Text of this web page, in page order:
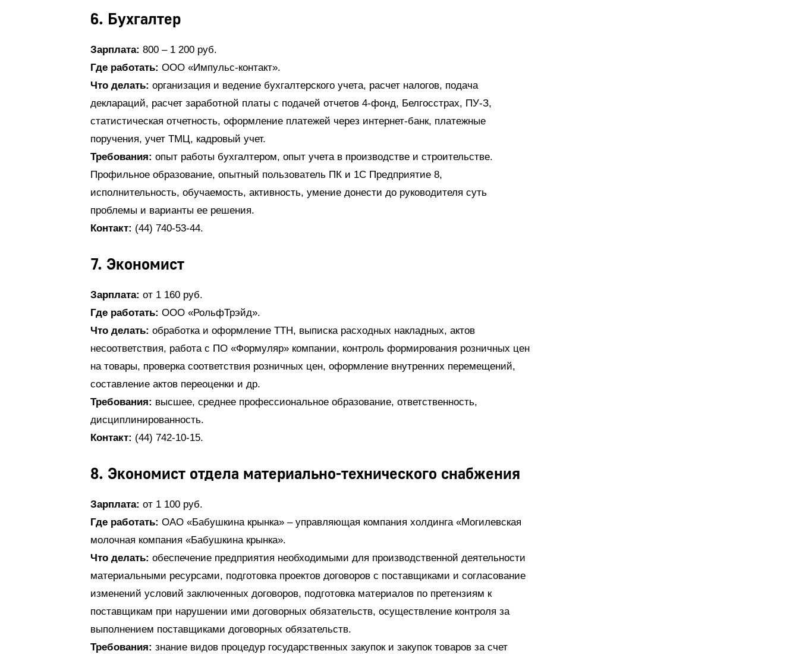
6. Бухгалтер
Зарплата: 800 – 1 200 руб.
Где работать: ООО «Импульс-контакт».
Что делать: организация и ведение бухгалтерского учета, расчет налогов, подача
деклараций, расчет заработной платы с подачей отчетов 4-фонд, Белгосстрах, ПУ-З,
статистическая отчетность, оформление платежей через интернет-банк, платежные
поручения, учет ТМЦ, кадровый учет.
Требования: опыт работы бухгалтером, опыт учета в производстве и строительстве.
Профильное образование, опытный пользователь ПК и 1С Предприятие 8,
исполнительность, обучаемость, активность, умение донести до руководителя суть
проблемы и варианты ее решения.
Контакт: (44) 740-53-44.
7. Экономист
Зарплата: от 1 160 руб.
Где работать: ООО «РольфТрэйд».
Что делать: обработка и оформление ТТН, выписка расходных накладных, актов
несоответствия, работа с ПО «Формуляр» компании, контроль формирования розничных цен
на товары, проверка соответствия розничных цен, оформление внутренних перемещений,
составление актов переоценки и др.
Требования: высшее, среднее профессиональное образование, ответственность,
дисциплинированность.
Контакт: (44) 742-10-15.
8. Экономист отдела материально-технического снабжения
Зарплата: от 1 100 руб.
Где работать: ОАО «Бабушкина крынка» – управляющая компания холдинга «Могилевская
молочная компания «Бабушкина крынка».
Что делать: обеспечение предприятия необходимыми для производственной деятельности
материальными ресурсами, подготовка проектов договоров с поставщиками и согласование
изменений условий заключенных договоров, подготовка материалов по претензиям к
поставщикам при нарушении ими договорных обязательств, осуществление контроля за
выполнением поставщиками договорных обязательств.
Требования: знание видов процедур государственных закупок и закупок товаров за счет